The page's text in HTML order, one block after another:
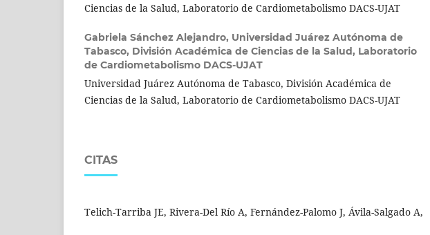
Ciencias de la Salud, Laboratorio de Cardiometabolismo DACS-UJAT
Gabriela Sánchez Alejandro, Universidad Juárez Autónoma de
Tabasco, División Académica de Ciencias de la Salud, Laboratorio
de Cardiometabolismo DACS-UJAT
Universidad Juárez Autónoma de Tabasco, División Académica de
Ciencias de la Salud, Laboratorio de Cardiometabolismo DACS-UJAT
CITAS
Telich-Tarriba JE, Rivera-Del Río A, Fernández-Palomo J, Ávila-Salgado A,